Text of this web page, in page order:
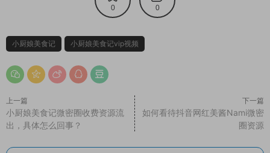
0 0
小厨娘美食记 小厨娘美食记vip视频
上一篇
小厨娘美食记微密圈收费资源流
出，具体怎么回事？
下一篇
如何看待抖音网红美酱Nami微密
圈资源